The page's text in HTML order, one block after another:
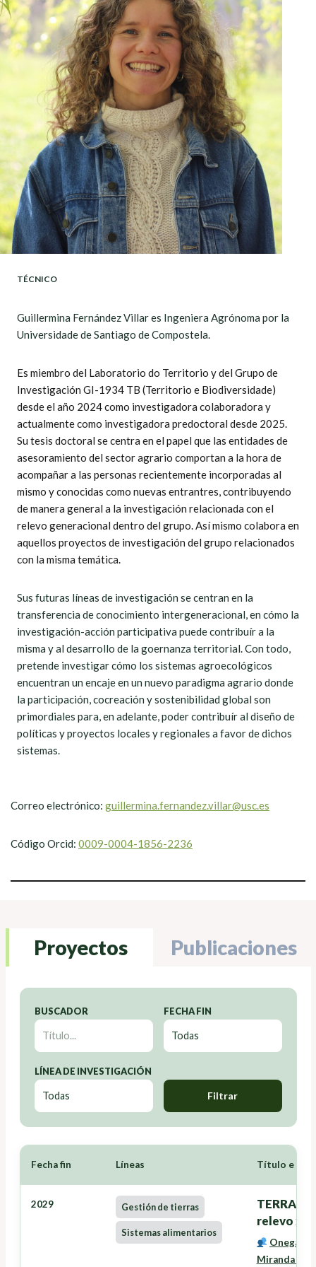
TÉCNICO
Guillermina Fernández Villar es Ingeniera Agrónoma por la
Universidade de Santiago de Compostela.
Es miembro del Laboratorio do Territorio y del Grupo de
Investigación GI-1934 TB (Territorio e Biodiversidade)
desde el año 2024 como investigadora colaboradora y
actualmente como investigadora predoctoral desde 2025.
Su tesis doctoral se centra en el papel que las entidades de
asesoramiento del sector agrario comportan a la hora de
acompañar a las personas recientemente incorporadas al
mismo y conocidas como nuevas entrantres, contribuyendo
de manera general a la investigación relacionada con el
relevo generacional dentro del grupo. Así mismo colabora en
aquellos proyectos de investigación del grupo relacionados
con la misma temática.
Sus futuras líneas de investigación se centran en la
transferencia de conocimiento intergeneracional, en cómo la
investigación-acción participativa puede contribuír a la
misma y al desarrollo de la goernanza territorial. Con todo,
pretende investigar cómo los sistemas agroecológicos
encuentran un encaje en un nuevo paradigma agrario donde
la participación, cocreación y sostenibilidad global son
primordiales para, en adelante, poder contribuír al diseño de
políticas y proyectos locales y regionales a favor de dichos
sistemas.
Correo electrónico: guillermina.fernandez.villar@usc.es
Código Orcid: 0009-0004-1856-2236
Proyectos Publicaciones
BUSCADOR FECHA FIN
LÍNEA DE INVESTIGACIÓN
Filtrar
Fecha fin Líneas Título e
2029 Gestión de tierras
Sistemas alimentarios
relevo
Onega
Miranda